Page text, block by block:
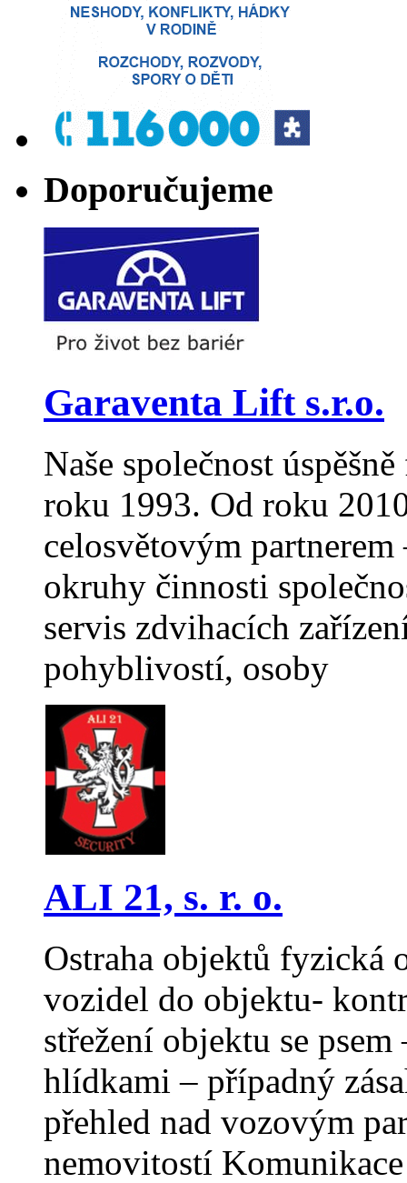
Doporučujeme
Garaventa Lift s.r.o.
Naše společnost
roku 1993. Od roku
celosvětovým
okruhy činnosti
servis zdvihacích
pohyblivostí, osoby
ALI 21, s. r. o.
Ostraha objektů fyzická
vozidel do objektu-
střežení objektu se
hlídkami – případný
přehled nad vozovým
nemovitostí